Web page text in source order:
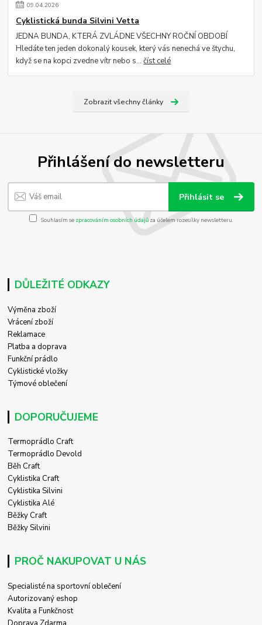
09.04.2026
Cyklistická bunda Silvini Vetta
JEDNA BUNDA, KTERÁ ZVLÁDNE VŠECHNY ROČNÍ OBDOBÍ
Hledáte ten jeden dokonalý kousek, který vás nenechá ve štychu,
když se na kopci zvedne vítr nebo s...číst celé
Zobrazit všechny články
Přihlášení do newsletteru
Přihlásit se
Souhlasím se zpracováním osobních údajůza účelem rozesílky newsletteru.
DŮLEŽITÉ ODKAZY
Výměna zboží
Vrácení zboží
Reklamace
Platba a doprava
Funkční prádlo
Cyklistické vložky
Týmové oblečení
DOPORUČUJEME
Termoprádlo Craft
Termoprádlo Devold
Běh Craft
Cyklistika Craft
Cyklistika Silvini
Cyklistika Alé
Běžky Craft
Běžky Silvini
PROČ NAKUPOVAT U NÁS
Specialisté na sportovní oblečení
Autorizovaný eshop
Kvalita a Funkčnost